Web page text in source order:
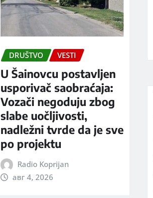
DRUŠTVO VESTI
U Šainovcu postavljen
usporivač saobraćaja:
Vozači negoduju zbog
slabe uočljivosti,
nadležni tvrde da je sve
po projektu
Radio Koprijan
авг 4, 2026